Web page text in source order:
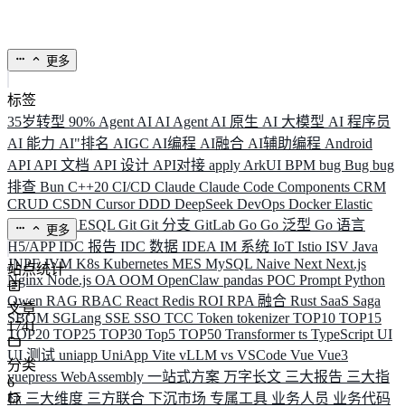
更多
标签
35岁转型 90% Agent AI AI Agent AI 原生 AI 大模型 AI 程序员
AI 能力 AI"排名 AIGC AI编程 AI融合 AI辅助编程 Android
API API 文档 API 设计 API对接 apply ArkUI BPM bug Bug bug
排查 Bun C++20 CI/CD Claude Claude Code Components CRM
CRUD CSDN CursorDDD DeepSeek DevOps DockerElastic
ELK ElysiaESQL Git Git 分支 GitLab Go Go 泛型 Go 语言
H5/APPIDC 报告 IDC 数据 IDEA IM 系统 IoT Istio ISV Java
JNPFJVM K8s Kubernetes MES MySQL Naive Next Next.js
NginxNode.js OA OOM OpenClaw pandas POC Prompt Python
Qwen RAG RBAC React Redis ROI RPA 融合 Rust SaaS Saga
SBOM SGLang SSE SSO TCC Token tokenizerTOP10 TOP15
TOP20 TOP25 TOP30 Top5 TOP50 Transformerts TypeScript UI
UI 测试 uniapp UniApp Vite vLLM vs VSCode Vue Vue3
vuepress WebAssembly 一站式方案 万字长文 三大报告 三大指
标 三大维度 三方联合 下沉市场 专属工具 业务人员 业务代码
更多
站点统计
文章
1741
分类
6